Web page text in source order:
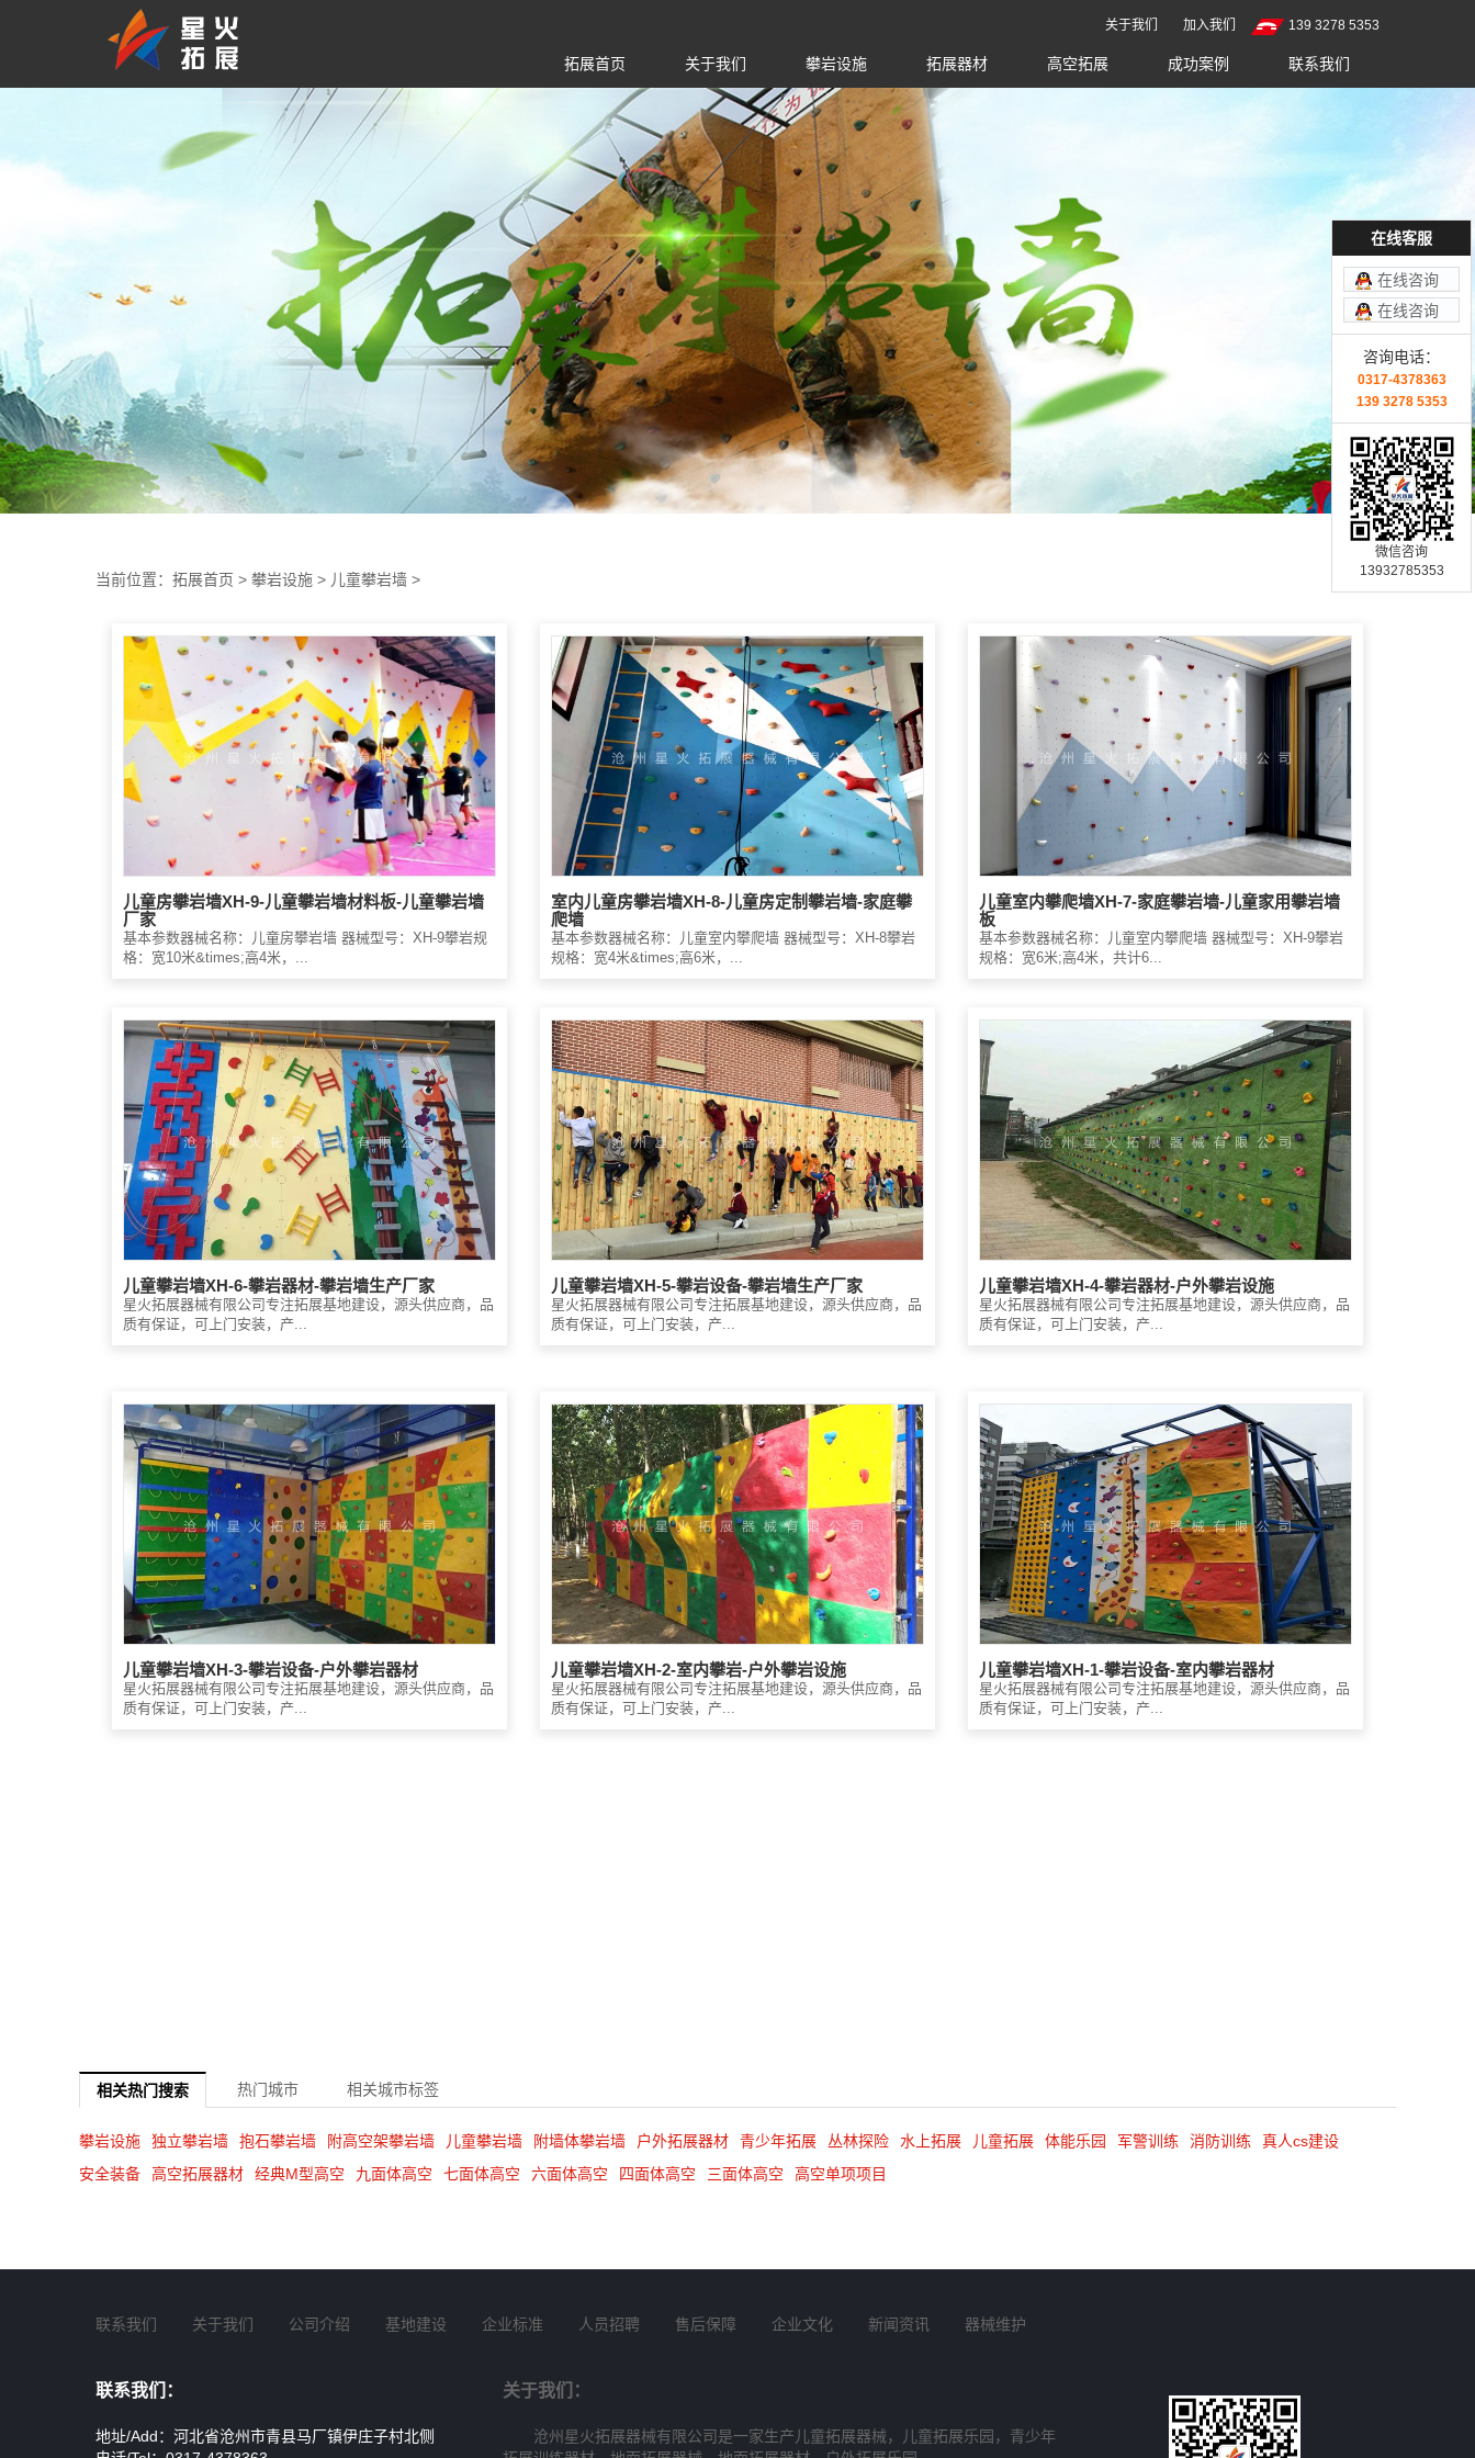
关于我们 加入我们 139 3278 5353
拓展首页 关于我们 攀岩设施 拓展器材 高空拓展 成功案例 联系我们
当前位置： 拓展首页 > 攀岩设施 > 儿童攀岩墙 >
儿童房攀岩墙XH-9-儿童攀岩墙材料板-儿童攀岩墙
厂家
基本参数器械名称：儿童房攀岩墙 器械型号：XH-9攀岩规
格：宽10米&times;高4米，...
室内儿童房攀岩墙XH-8-儿童房定制攀岩墙-家庭攀
爬墙
基本参数器械名称：儿童室内攀爬墙 器械型号：XH-8攀岩
规格：宽4米&times;高6米，...
儿童室内攀爬墙XH-7-家庭攀岩墙-儿童家用攀岩墙
板
基本参数器械名称：儿童室内攀爬墙 器械型号：XH-9攀岩
规格：宽6米;高4米，共计6...
儿童攀岩墙XH-6-攀岩器材-攀岩墙生产厂家
星火拓展器械有限公司专注拓展基地建设，源头供应商，品
质有保证，可上门安装，产...
儿童攀岩墙XH-5-攀岩设备-攀岩墙生产厂家
星火拓展器械有限公司专注拓展基地建设，源头供应商，品
质有保证，可上门安装，产...
儿童攀岩墙XH-4-攀岩器材-户外攀岩设施
星火拓展器械有限公司专注拓展基地建设，源头供应商，品
质有保证，可上门安装，产...
儿童攀岩墙XH-3-攀岩设备-户外攀岩器材
星火拓展器械有限公司专注拓展基地建设，源头供应商，品
质有保证，可上门安装，产...
儿童攀岩墙XH-2-室内攀岩-户外攀岩设施
星火拓展器械有限公司专注拓展基地建设，源头供应商，品
质有保证，可上门安装，产...
儿童攀岩墙XH-1-攀岩设备-室内攀岩器材
星火拓展器械有限公司专注拓展基地建设，源头供应商，品
质有保证，可上门安装，产...
相关热门搜索 热门城市 相关城市标签
攀岩设施 独立攀岩墙 抱石攀岩墙 附高空架攀岩墙 儿童攀岩墙 附墙体攀岩墙 户外拓展器材 青少年拓展 丛林探险 水上拓展 儿童拓展 体能乐园 军警训练 消防训练
真人cs建设
安全装备
高空拓展器材 经典M型高空 九面体高空 七面体高空 六面体高空 四面体高空 三面体高空 高空单项项目
联系我们 关于我们 公司介绍 基地建设 企业标准 人员招聘 售后保障 企业文化 新闻资讯 器械维护
联系我们：
地址/Add：河北省沧州市青县马厂镇伊庄子村北侧
关于我们：
沧州星火拓展器械有限公司是一家生产儿童拓展器械，儿童拓展乐园，青少年
在线客服
在线咨询
在线咨询
咨询电话：
0317-4378363
139 3278 5353
微信咨询
13932785353